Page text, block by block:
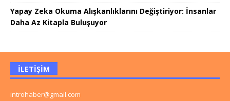
Yapay Zeka Okuma Alışkanlıklarını Değiştiriyor: İnsanlar
Daha Az Kitapla Buluşuyor
İLETIŞIM
introhaber@gmail.com